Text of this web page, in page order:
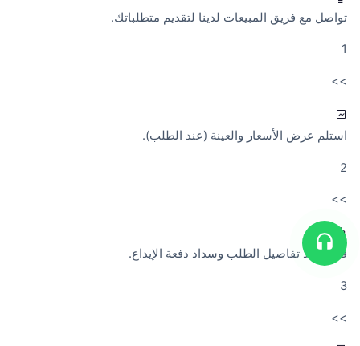
تواصل مع فريق المبيعات لدينا لتقديم متطلباتك.
1
>>
استلم عرض الأسعار والعينة (عند الطلب).
2
>>
قم بتأكيد تفاصيل الطلب وسداد دفعة الإيداع.
3
>>